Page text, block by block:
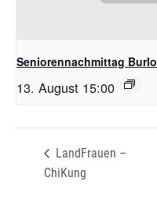
Seniorennachmittag Burlo
13. August 15:00
LandFrauen –
ChiKung